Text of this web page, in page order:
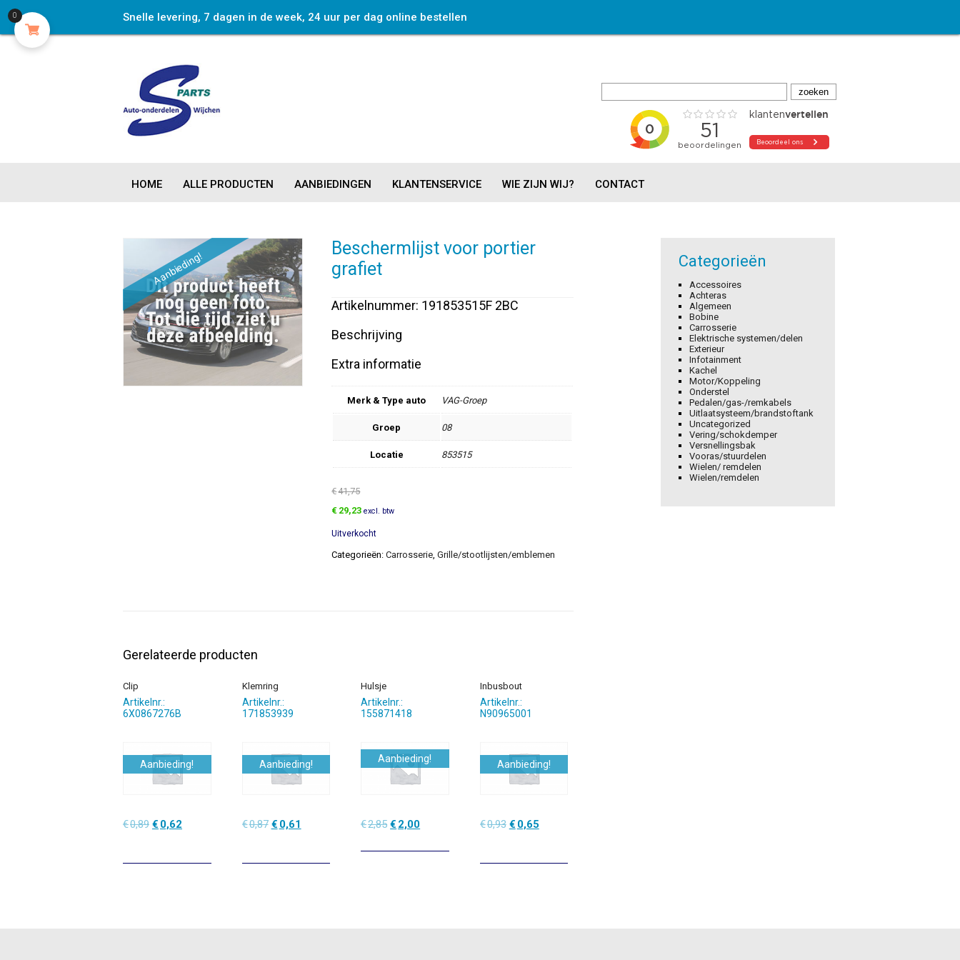
Snelle levering, 7 dagen in de week, 24 uur per dag online bestellen
HOME ALLE PRODUCTEN AANBIEDINGEN KLANTENSERVICE WIE ZIJN WIJ? CONTACT
Aanbieding!
Beschermlijst voor portier
grafiet
Artikelnummer: 191853515F 2BC
Beschrijving
Extra informatie
Merk & Type auto VAG-Groep
Groep 08
Locatie 853515
€41,75
Oorspronkelijke
was:
€41,75.
€ 29,23Huidige
is:
€29,23.
excl. btw
Uitverkocht
Categorieën:Carrosserie ,Grille/stootlijsten/emblemen
Gerelateerde producten
Clip
Artikelnr.:
6X0867276B
Aanbieding!
€0,89 Oorspronkelijke
€0,89.
€ 0,62
€0,62.
Klemring
Artikelnr.:
171853939
Aanbieding!
€0,87 Oorspronkelijke
€0,87.
€ 0,61
€0,61.
Hulsje
Artikelnr.:
155871418
Aanbieding!
€2,85 Oorspronkelijke
was:
€ 2,00Huidige
is:
Inbusbout
Artikelnr.:
N90965001
Aanbieding!
€0,93 Oorspronkelijke
€0,93.
€ 0,65Huidige
€0,65.
Categorieën
Accessoires
Achteras
Algemeen
Bobine
Carrosserie
Elektrische systemen/delen
Exterieur
Infotainment
Kachel
Motor/Koppeling
Onderstel
Pedalen/gas-/remkabels
Uitlaatsysteem/brandstoftank
Uncategorized
Vering/schokdemper
Versnellingsbak
Vooras/stuurdelen
Wielen/ remdelen
Wielen/remdelen
0